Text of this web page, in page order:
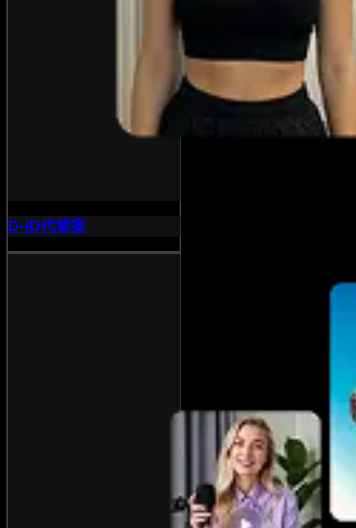
D-ID代替案